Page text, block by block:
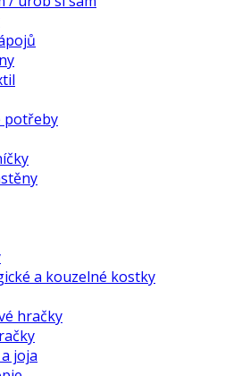
potřeby
a kouzelné kostky
hračky
joja